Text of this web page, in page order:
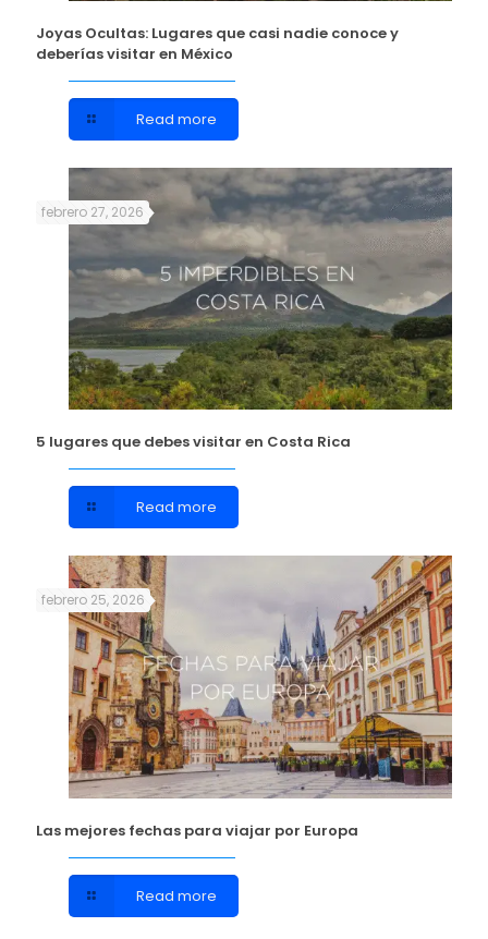
Joyas Ocultas: Lugares que casi nadie conoce y
deberías visitar en México
Read more
febrero 27, 2026
5 lugares que debes visitar en Costa Rica
Read more
febrero 25, 2026
Las mejores fechas para viajar por Europa
Read more